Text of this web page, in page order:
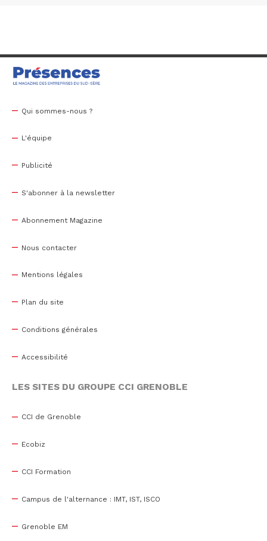
Qui sommes-nous ?
L'équipe
Publicité
S'abonner à la newsletter
Abonnement Magazine
Nous contacter
Mentions légales
Plan du site
Conditions générales
Accessibilité
LES SITES DU GROUPE CCI GRENOBLE
CCI de Grenoble
Ecobiz
CCI Formation
Campus de l'alternance : IMT, IST, ISCO
Grenoble EM